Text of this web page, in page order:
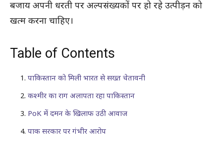
बजाय अपनी धरती पर अल्पसंख्यकों पर हो रहे उत्पीड़न को
खत्म करना चाहिए।
Table of Contents
पाकिस्तान को मिली भारत से सख्त चेतावनी
कश्मीर का राग अलापता रहा पाकिस्तान
PoK में दमन के खिलाफ उठी आवाज
पाक सरकार पर गंभीर आरोप